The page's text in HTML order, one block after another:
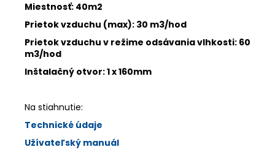
Miestnosť: 40m2
Prietok vzduchu (max): 30 m3/hod
Prietok vzduchu v režime odsávania vlhkosti: 60
m3/hod
Inštalačný otvor: 1 x 160mm
Na stiahnutie:
Technické údaje
Užívateľský manuál